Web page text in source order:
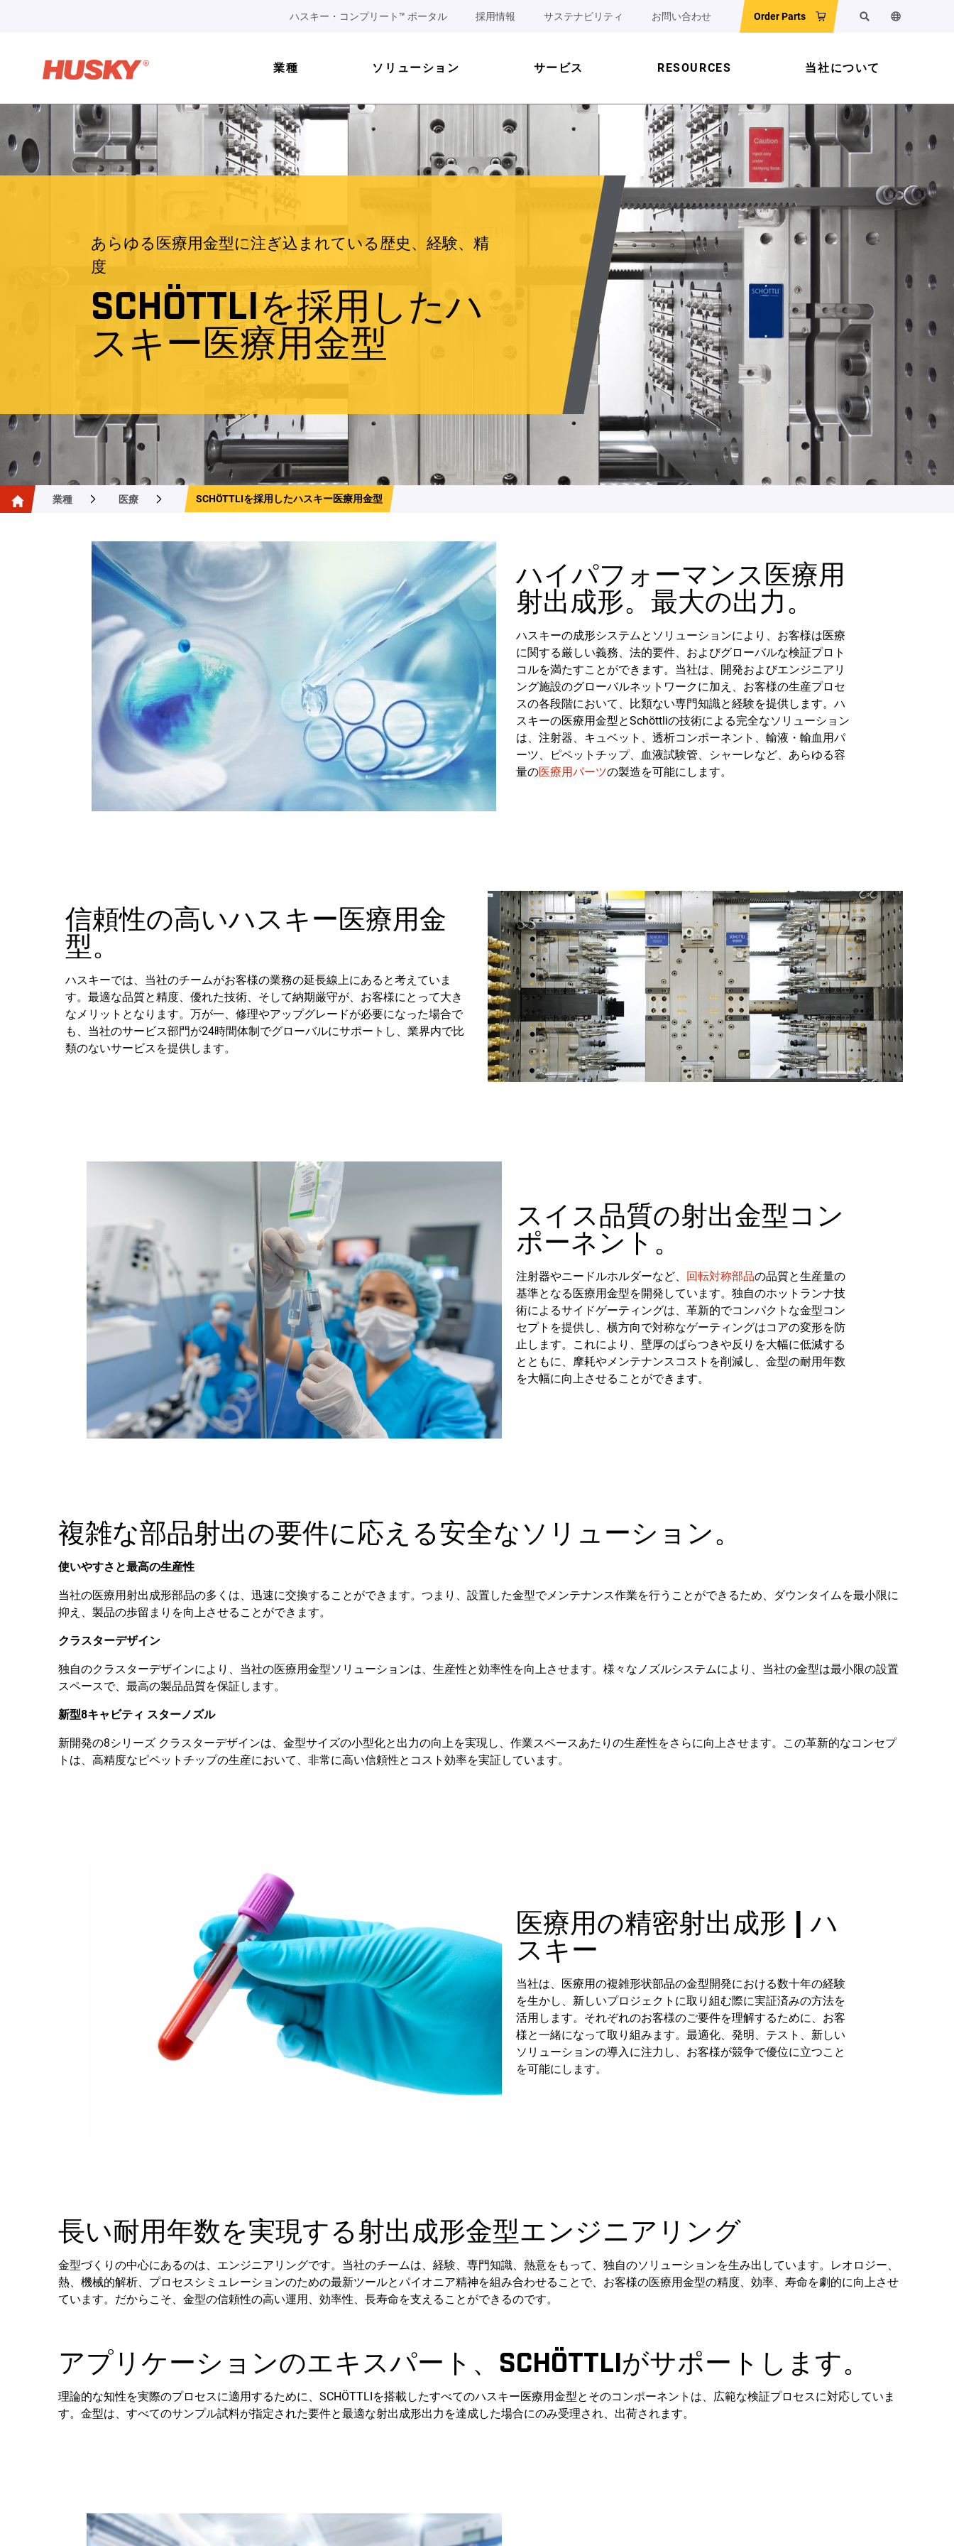
ハスキー・コンプリート™ ポータル 採用情報 サステナビリティ お問い合わせ Order Parts 検索 ウェブサイ
業種 ソリューション サービス RESOURCES 当社について
あらゆる医療用金型に注ぎ込まれている歴史、経験、精
度
SCHÖTTLIを採用したハ
スキー医療用金型
業種 医療 SCHÖTTLIを採用したハスキー医療用金型
ハイパフォーマンス医療用
射出成形。最大の出力。
ハスキーの成形システムとソリューションにより、お客様は医療
に関する厳しい義務、法的要件、およびグローバルな検証プロト
コルを満たすことができます。当社は、開発およびエンジニアリ
ング施設のグローバルネットワークに加え、お客様の生産プロセ
スの各段階において、比類ない専門知識と経験を提供します。ハ
スキーの医療用金型とSchöttliの技術による完全なソリューション
は、注射器、キュベット、透析コンポーネント、輸液・輸血用パ
ーツ、ピペットチップ、血液試験管、シャーレなど、あらゆる容
量の医療用パーツの製造を可能にします。
信頼性の高いハスキー医療用金
型。
ハスキーでは、当社のチームがお客様の業務の延長線上にあると考えていま
す。最適な品質と精度、優れた技術、そして納期厳守が、お客様にとって大き
なメリットとなります。万が一、修理やアップグレードが必要になった場合で
も、当社のサービス部門が24時間体制でグローバルにサポートし、業界内で比
類のないサービスを提供します。
スイス品質の射出金型コン
ポーネント。
注射器やニードルホルダーなど、 回転対称部品の品質と生産量の
基準となる医療用金型を開発しています。独自のホットランナ技
術によるサイドゲーティングは、革新的でコンパクトな金型コン
セプトを提供し、横方向で対称なゲーティングはコアの変形を防
止します。これにより、壁厚のばらつきや反りを大幅に低減する
とともに、摩耗やメンテナンスコストを削減し、金型の耐用年数
を大幅に向上させることができます。
複雑な部品射出の要件に応える安全なソリューション。
使いやすさと最高の生産性
当社の医療用射出成形部品の多くは、迅速に交換することができます。つまり、設置した金型でメンテナンス作業を行うことができるため、ダウンタイムを最小限に
抑え、製品の歩留まりを向上させることができます。
クラスターデザイン
独自のクラスターデザインにより、当社の医療用金型ソリューションは、生産性と効率性を向上させます。様々なノズルシステムにより、当社の金型は最小限の設置
スペースで、最高の製品品質を保証します。
新型8キャビティ スターノズル
新開発の8シリーズ クラスターデザインは、金型サイズの小型化と出力の向上を実現し、作業スペースあたりの生産性をさらに向上させます。この革新的なコンセプ
トは、高精度なピペットチップの生産において、非常に高い信頼性とコスト効率を実証しています。
医療用の精密射出成形 | ハ
スキー
当社は、医療用の複雑形状部品の金型開発における数十年の経験
を生かし、新しいプロジェクトに取り組む際に実証済みの方法を
活用します。それぞれのお客様のご要件を理解するために、お客
様と一緒になって取り組みます。最適化、発明、テスト、新しい
ソリューションの導入に注力し、お客様が競争で優位に立つこと
を可能にします。
長い耐用年数を実現する射出成形金型エンジニアリング
金型づくりの中心にあるのは、エンジニアリングです。当社のチームは、経験、専門知識、熱意をもって、独自のソリューションを生み出しています。レオロジー、
熱、機械的解析、プロセスシミュレーションのための最新ツールとパイオニア精神を組み合わせることで、お客様の医療用金型の精度、効率、寿命を劇的に向上させ
ています。だからこそ、金型の信頼性の高い運用、効率性、長寿命を支えることができるのです。
アプリケーションのエキスパート、SCHÖTTLIがサポートします。
理論的な知性を実際のプロセスに適用するために、SCHÖTTLIを搭載したすべてのハスキー医療用金型とそのコンポーネントは、広範な検証プロセスに対応していま
す。金型は、すべてのサンプル試料が指定された要件と最適な射出成形出力を達成した場合にのみ受理され、出荷されます。